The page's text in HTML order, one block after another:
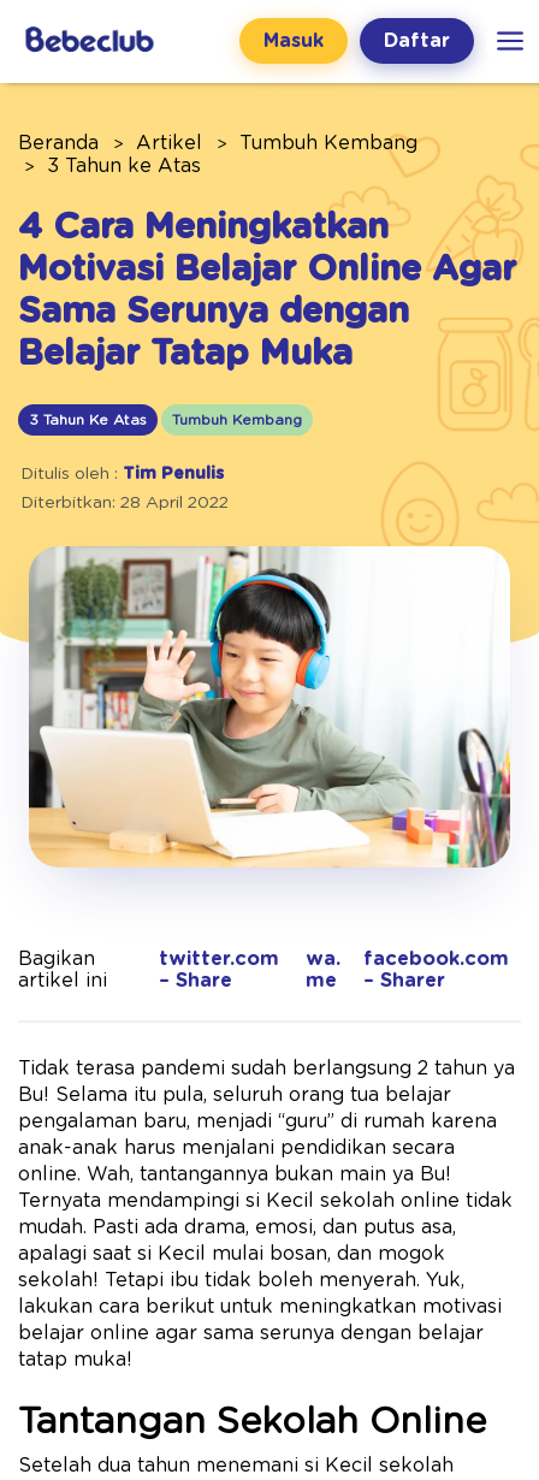
Masuk Daftar
Beranda Artikel
Tumbuh Kembang
3 Tahun ke Atas
4 Cara Meningkatkan
Motivasi Belajar Online Agar
Sama Serunya dengan
Belajar Tatap Muka
3 Tahun Ke Atas Tumbuh Kembang
Ditulis oleh : Tim Penulis
Diterbitkan: 28 April 2022
Bagikan
artikel ini
twitter.com
– Share
wa.
me
facebook.com
– Sharer
Tidak terasa pandemi sudah berlangsung 2 tahun ya
Bu! Selama itu pula, seluruh orang tua belajar
pengalaman baru, menjadi “guru” di rumah karena
anak-anak harus menjalani pendidikan secara
online. Wah, tantangannya bukan main ya Bu!
Ternyata mendampingi si Kecil sekolah online tidak
mudah. Pasti ada drama, emosi, dan putus asa,
apalagi saat si Kecil mulai bosan, dan mogok
sekolah! Tetapi ibu tidak boleh menyerah. Yuk,
lakukan cara berikut untuk meningkatkan motivasi
belajar online agar sama serunya dengan belajar
tatap muka!
Tantangan Sekolah Online
Setelah dua tahun menemani si Kecil sekolah